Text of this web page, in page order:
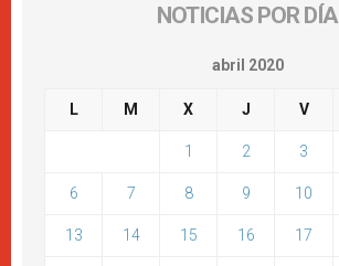
NOTICIAS POR DÍA
abril 2020
L M X J V
1 2 3
6 7 8 9 10
13 14 15 16 17